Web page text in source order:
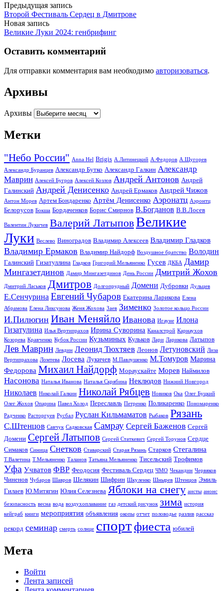
Предыдущая запись
Второй Фестиваль Сердец в Дмитрове
Новая запись
Великие Луки 2024: генбрифинг
Оставить комментарий
Для отправки комментария вам необходимо авторизоваться.
Архивы
Архивы
Метки
"Небо России" Anna Hel Brigis А.Литинецкий А.Федоров А.Щугорев
Александр Буранцев Александр Бутко Александр Галкин Александр
Маврин Алексей Бугров Алексей Козлов Андрей Антонов Андрей
Галинский Андрей Денисенко Андрей Ермаков Андрей Чижов
Антон Морев Артем Бондаренко Артём Денисенко Аэронатц Аэронтц
Белорусов Бокша Бордаченков Борис Смирнов В.Богданов В.В.Лосев
Валентин Лукичев Валерий ЛатыповВеликие
Луки Веслево Виноградов Владимир Алексеев Владимир Гладков
Владимир Ермаков Владимир Найдорф Воздушное братство Володин
Галинский Гизатуллина Гладков Григорий Мельяненко Гусев ДКБА
Дамир
Мингазетдинов Дамир Мингазетдинов День России Дмитрий Жохов
Дмитрий Ласьков Дмитров Долгопрудный Домени Дубровки Дульцев
Е.Сенчурина Евгений Чубаров Екатерина Ларикова Елена
Абрамова Елена Ликсунова Женя Жохова Заев Зименко Золотое кольцо России
И.Пилюгин Иван Меняйло Иванова Игауне Илона
Гизатулина Илья Вертипрахов Ирина Суворина Каналстрой Карнаухов
Козорева Кравченко Кубок России Кузьминых Кульков Лари Ларикова Латыпов
Лев Маврин Левдин Леонид Тюхтяев Леонов Летуновский Лиза
Вертипрахова Ломтева Лосева Лукичев М.Павлушенко М.Томуров Марина
Федорова Михаил Найдорф Мораускайте Морев Наймилов
Насонова Наталья Иванова Наталья Скрябина Неклюдов Нижний Новгород
Николаев Николай Галкин Николай Рябцев Новиков Ока Олег Буцкий
Олег Жохов Опарина Павел Холод Переславль Петренко Поликаренко Пономаренко
Радченко Расторгуев Русбал Руслан Кильмаматов Рыбаков Рязань
С.Штенцов Савчук Садковская Самрау Сергей Баженов Сергей
Домени Сергей Латыпов Сергей Статкевич Сергей Торунов Сердце
Симаков Синица Снетков Ставарский Старая Рязань Старков Стегалина
Т.Валетина Т.Мельяненко Таланов Татьяна Мельяненко Тисельский Трофимов
Уфа Учватов ФВР Феодосия Фестиваль Сердец ЧМО Чекандин Червяков
Чиненов Чубаров Шавров Шелякин Шифрин Шкуленко Шнырев Штенцов Эмиль
Гилаев Ю.Митягин Юлия Селезнева Яблоки на снегу аисты анонс
безопасность весна вода воздухоплавание газ детский рисунок зима история
кейграб книги мероприятия объявления окопы отчет половодье разлив рассказ
рекорд семинар смерть солнце спортфиеста юбилей
Мета
Войти
Лента записей